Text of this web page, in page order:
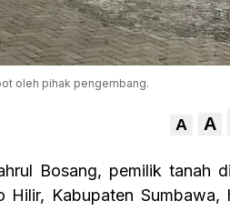
oleh pihak pengembang.
A A
Bosang, pemilik tanah
Kabupaten Sumbawa,